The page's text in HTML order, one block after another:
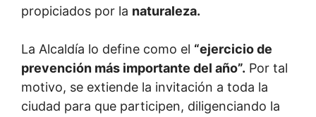
propiciados por la naturaleza.
La Alcaldía lo define como el “ejercicio de
prevención más importante del año”. Por tal
motivo, se extiende la invitación a toda la
ciudad para que participen, diligenciando la